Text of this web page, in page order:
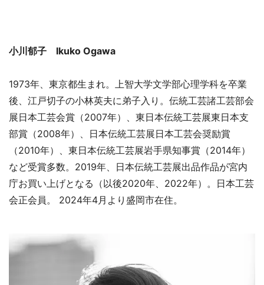
小川郁子 Ikuko Ogawa
1973年、東京都生まれ。上智大学文学部心理学科を卒業
後、江戸切子の小林英夫に弟子入り。伝統工芸諸工芸部会
展日本工芸会賞（2007年）、東日本伝統工芸展東日本支
部賞（2008年）、日本伝統工芸展日本工芸会奨励賞
（2010年）、東日本伝統工芸展岩手県知事賞（2014年）
など受賞多数。2019年、日本伝統工芸展出品作品が宮内
庁お買い上げとなる（以後2020年、2022年）。日本工芸
会正会員。 2024年4月より盛岡市在住。